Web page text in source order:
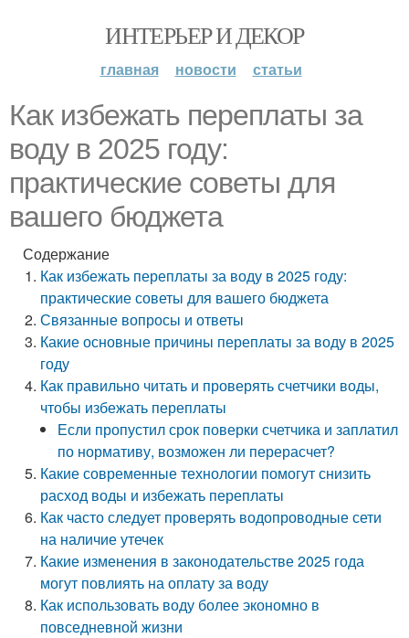
ИНТЕРЬЕР И ДЕКОР
главная новости статьи
Как избежать переплаты за
воду в 2025 году:
практические советы для
вашего бюджета
Содержание
Как избежать переплаты за воду в 2025 году:
практические советы для вашего бюджета
Связанные вопросы и ответы
Какие основные причины переплаты за воду в 2025
году
Как правильно читать и проверять счетчики воды,
чтобы избежать переплаты
Если пропустил срок поверки счетчика и заплатил
по нормативу, возможен ли перерасчет?
Какие современные технологии помогут снизить
расход воды и избежать переплаты
Как часто следует проверять водопроводные сети
на наличие утечек
Какие изменения в законодательстве 2025 года
могут повлиять на оплату за воду
Как использовать воду более экономно в
повседневной жизни